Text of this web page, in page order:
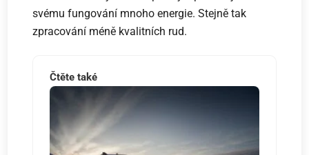
svému fungování mnoho energie. Stejně tak
zpracování méně kvalitních rud.
Čtěte také